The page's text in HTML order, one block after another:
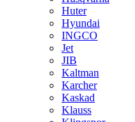
Huter
Hyundai
INGCO
Jet
JIB
Kaltman
Karcher
Kaskad
Klauss